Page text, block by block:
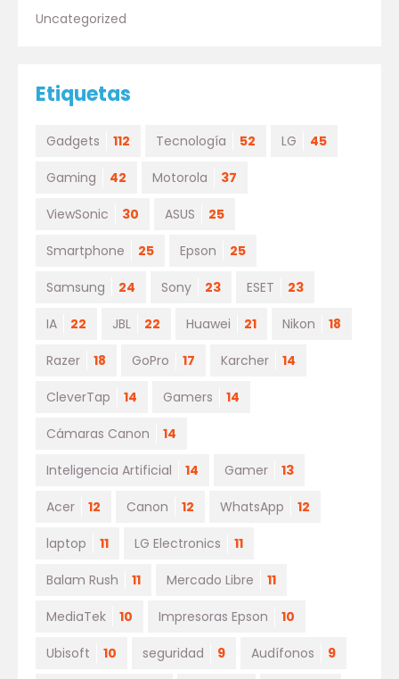
Uncategorized
Etiquetas
Gadgets 112 Tecnología 52 LG 45
Gaming 42 Motorola 37
ViewSonic 30 ASUS 25
Smartphone 25 Epson 25
Samsung 24 Sony 23 ESET 23
IA 22 JBL 22 Huawei 21 Nikon 18
Razer 18 GoPro 17 Karcher 14
CleverTap 14 Gamers 14
Cámaras Canon 14
Inteligencia Artificial 14 Gamer 13
Acer 12 Canon 12 WhatsApp 12
laptop 11 LG Electronics 11
Balam Rush 11 Mercado Libre 11
MediaTek 10 Impresoras Epson 10
Ubisoft 10 seguridad 9 Audífonos 9